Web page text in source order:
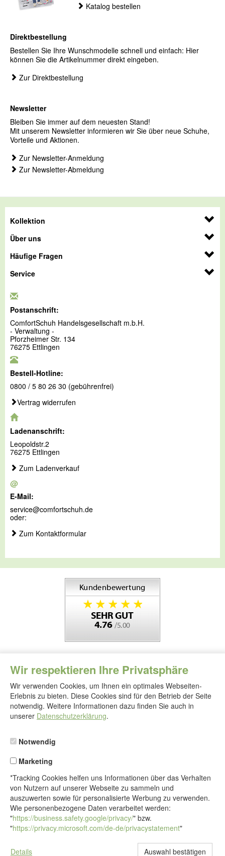
Wir respektieren Ihre Privatsphäre
Wir verwenden Cookies, um Ihnen ein optimales Webseiten-
Erlebnis zu bieten. Diese Cookies sind für den Betrieb der Seite
notwendig. Weitere Informationen dazu finden Sie auch in
unserer Datenschutzerklärung.
Notwendig
Marketing
*Tracking Cookies helfen uns Informationen über das Verhalten
von Nutzern auf unserer Webseite zu sammeln und
auszuwerten sowie für personalisierte Werbung zu verwenden.
Wie personenbezogene Daten verarbeitet werden:
"https://business.safety.google/privacy/" bzw.
"https://privacy.microsoft.com/de-de/privacystatement"
Details
Katalog bestellen
Direktbestellung
Bestellen Sie Ihre Wunschmodelle schnell und einfach: Hier
können Sie die Artikelnummer direkt eingeben.
Zur Direktbestellung
Newsletter
Bleiben Sie immer auf dem neuesten Stand!
Mit unserem Newsletter informieren wir Sie über neue Schuhe,
Vorteile und Aktionen.
Zur Newsletter-Anmeldung
Zur Newsletter-Abmeldung
Kollektion
Über uns
Häufige Fragen
Service
Postanschrift:
ComfortSchuh Handelsgesellschaft m.b.H.
- Verwaltung -
Pforzheimer Str. 134
76275 Ettlingen
Bestell-Hotline:
0800 / 5 80 26 30 (gebührenfrei)
Vertrag widerrufen
Ladenanschrift:
Leopoldstr.2
76275 Ettlingen
Zum Ladenverkauf
@
E-Mail:
service@comfortschuh.de
oder:
Zum Kontaktformular
Folgen